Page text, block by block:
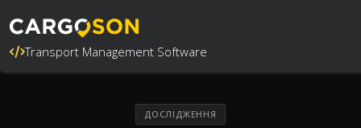
Transport Management Software
ДОСЛІДЖЕННЯ